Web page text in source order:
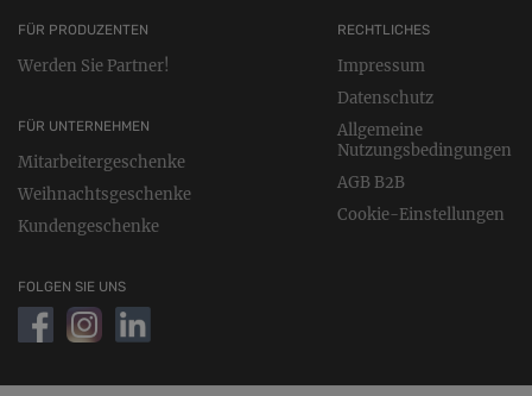
FÜR PRODUZENTEN
Werden Sie Partner!
FÜR UNTERNEHMEN
Mitarbeitergeschenke
Weihnachtsgeschenke
Kundengeschenke
RECHTLICHES
Impressum
Datenschutz
Allgemeine
Nutzungsbedingungen
AGB B2B
Cookie-Einstellungen
FOLGEN SIE UNS